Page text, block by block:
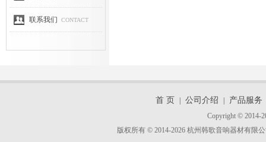
联系我们 CONTACT
首 页 公司介绍 产品服务
Copyright © 2014-
版权所有 © 2014-2026 杭州韩歌音响器材有限